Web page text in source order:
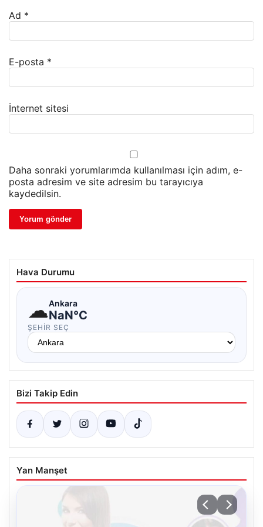
Ad *
E-posta *
İnternet sitesi
Daha sonraki yorumlarımda kullanılması için adım, e-
posta adresim ve site adresim bu tarayıcıya
kaydedilsin.
Hava Durumu
☁Ankara
NaN°C
ŞEHIR SEÇ
Bizi Takip Edin
Yan Manşet